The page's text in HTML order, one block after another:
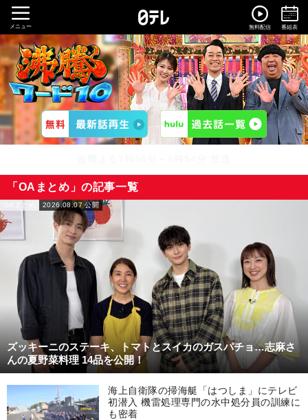
メニュー 無料配信 番組表
「OAまとめ」の記事一覧
ズッキーニのステーキ、トマトとスイカのガスパチョ…志麻さ
んの夏野菜料理 14品を公開！
OAまとめ 2026.08.07 公開
海上自衛隊の掃海艇「はつしま」にテレビ
初潜入 機雷処理専門の水中処分員の訓練に
も密着